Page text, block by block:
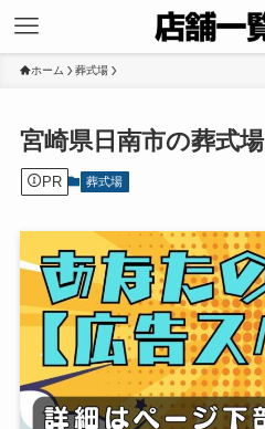
ホーム 葬式場
宮崎県日南市の葬式場
PR 葬式場